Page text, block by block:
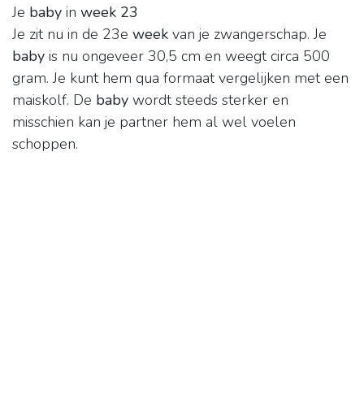
Je baby in week 23
Je zit nu in de 23e week van je zwangerschap. Je
baby is nu ongeveer 30,5 cm en weegt circa 500
gram. Je kunt hem qua formaat vergelijken met een
maiskolf. De baby wordt steeds sterker en
misschien kan je partner hem al wel voelen
schoppen.